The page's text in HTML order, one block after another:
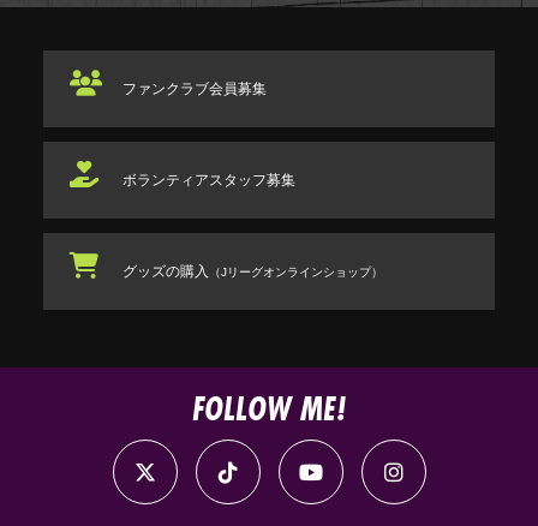
ファンクラブ会員募集
ボランティアスタッフ募集
グッズの購入 （Jリーグオンラインショップ）
FOLLOW ME!